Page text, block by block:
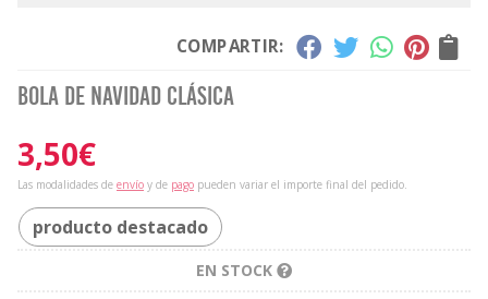
COMPARTIR:
Bola de Navidad clásica
3,50€
Las modalidades de envío y de pago pueden variar el importe final del pedido.
producto destacado
EN STOCK